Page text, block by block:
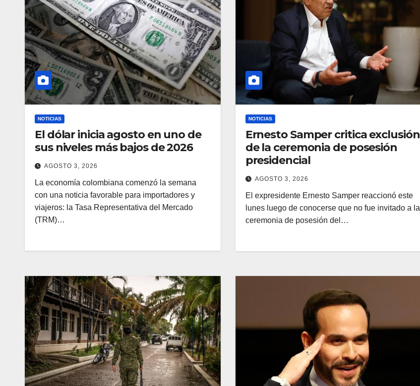
NOTICIAS
El dólar inicia agosto en uno de
sus niveles más bajos de 2026
AGOSTO 3, 2026
La economía colombiana comenzó la semana
con una noticia favorable para importadores y
viajeros: la Tasa Representativa del Mercado
(TRM)…
NOTICIAS
Ernesto Samper critica exclusión
de la ceremonia de posesión
presidencial
AGOSTO 3, 2026
El expresidente Ernesto Samper reaccionó este
lunes luego de conocerse que no fue invitado a la
ceremonia de posesión del…